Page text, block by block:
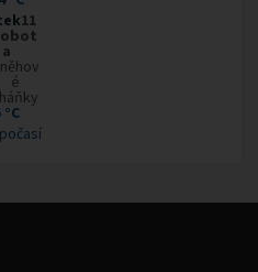
11
a
°C